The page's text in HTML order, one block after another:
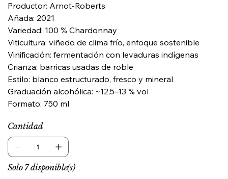
Productor: Arnot-Roberts
Añada: 2021
Variedad: 100 % Chardonnay
Viticultura: viñedo de clima frío, enfoque sostenible
Vinificación: fermentación con levaduras indígenas
Crianza: barricas usadas de roble
Estilo: blanco estructurado, fresco y mineral
Graduación alcohólica: ~12,5–13 % vol
Formato: 750 ml
Cantidad
Solo 7 disponible(s)